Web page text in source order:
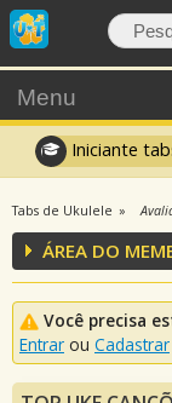
Menu
Iniciante
Tabs de Ukulele
ÁREA DO
Você precisa
Entrar ou Cadastrar